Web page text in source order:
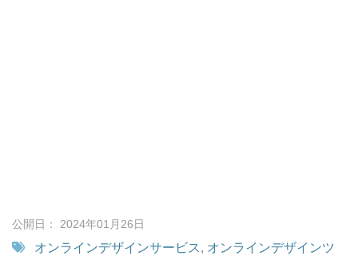
公開日： 2024年01月26日
オンラインデザインサービス , オンラインデザインツ